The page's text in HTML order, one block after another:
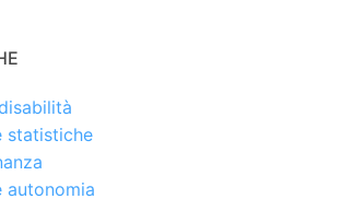
statistiche
autonomia